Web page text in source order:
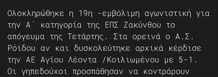
Ολοκληρώθηκε η 19η -εμβόλιμη αγωνιστική για
την Α΄ κατηγορία της ΕΠΣ Ζακύνθου το
απόγευμα της Τετάρτης. Στα ορεινά ο Α.Σ.
Ρόϊδου αν και δυσκολεύτηκε αρχικά κέρδισε
την ΑΕ Αγίου Λέοντα /Κοιλιωμένου με 5-1.
Οι γηπεδούχοι προσπάθησαν να κοντράρουν